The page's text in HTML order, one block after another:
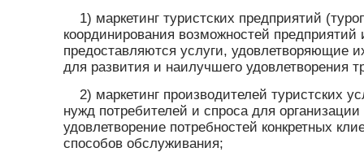
1) маркетинг туристских предприятий
координирования возможностей
предоставляются услуги, удовлетворяющие
для развития и наилучшего удовлетворения
2) маркетинг производителей туристских
нужд потребителей и спроса для
удовлетворение потребностей конкретных
способов обслуживания;